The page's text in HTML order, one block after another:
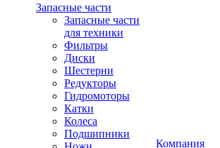
Запасные части
Запасные части
для техники
Фильтры
Диски
Шестерни
Редукторы
Гидромоторы
Катки
Колеса
Подшипники
Компания